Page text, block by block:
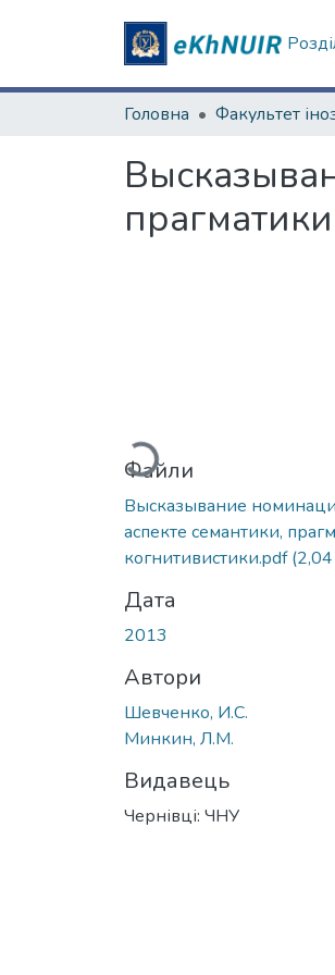
Головна Факультет
Вантажиться...
Файли
Высказывание
аспекте семантики,
когнитивистики.pdf
Дата
2013
Автори
Шевченко, И.С.
Минкин, Л.М.
Видавець
Чернівці: ЧНУ